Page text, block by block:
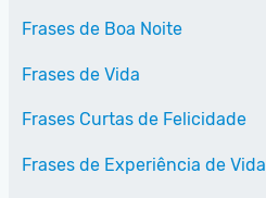
Frases de Boa Noite
Frases de Vida
Frases Curtas de Felicidade
Frases de Experiência de Vida